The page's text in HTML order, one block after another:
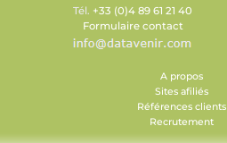
Tél. +33 (0)4 89 61 21 40
Formulaire contact
A propos
Sites afiliés
Références clients
Recrutement